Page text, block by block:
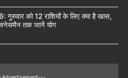
को 12 राशियों के लिए क्या है खास,
तक जानें योग